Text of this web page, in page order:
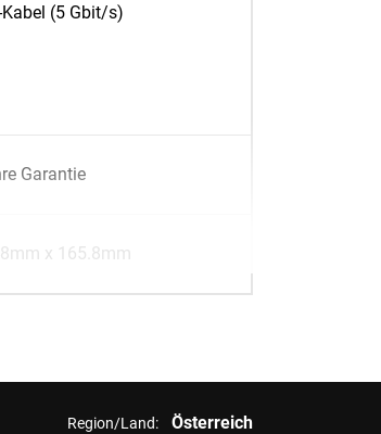
Kabel (5 Gbit/s)
Garantie
x 165.8mm
Region/Land: Österreich